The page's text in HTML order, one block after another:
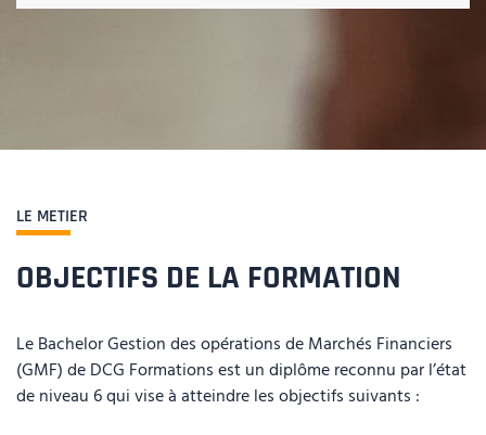
LE METIER
OBJECTIFS DE LA FORMATION
Le Bachelor Gestion des opérations de Marchés Financiers
(GMF) de DCG Formations est un diplôme reconnu par l’état
de niveau 6 qui vise à atteindre les objectifs suivants :